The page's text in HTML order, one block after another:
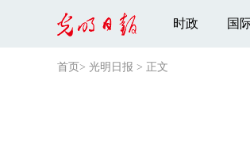
时政 国
首页 > 光明日报 > 正文